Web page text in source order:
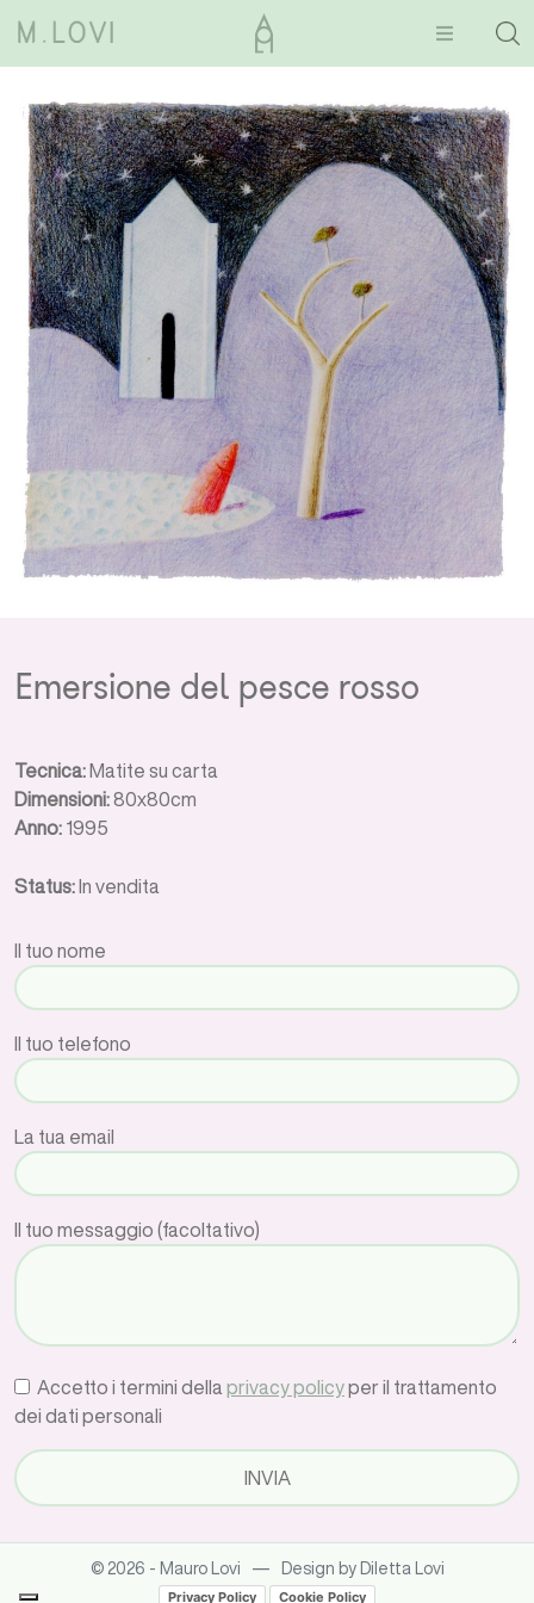
Emersione del pesce rosso
Tecnica: Matite su carta
Dimensioni:80x80cm
Anno: 1995
Status: In vendita
Il tuo nome
Il tuo telefono
La tua email
Il tuo messaggio (facoltativo)
Accetto i termini della privacy policyper il trattamento
dei dati personali
© 2026 - Mauro Lovi —
Design by Diletta Lovi
Privacy Policy
Cookie Policy